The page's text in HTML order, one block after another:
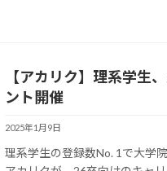
【アカリク】理系学生
ント開催
2025年1月9日
理系学生の登録数No. 1で大学